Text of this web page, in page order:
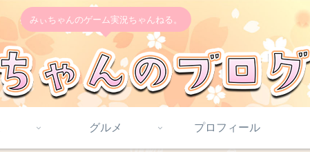
みぃちゃんのゲーム実況ちゃんねる。
グルメ プロフィール